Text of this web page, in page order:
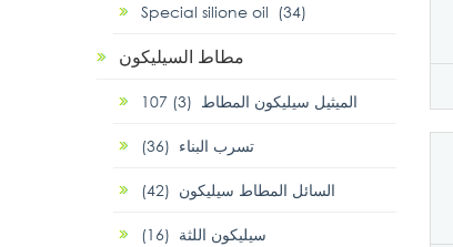
Special silione oil (34)
مطاط السيليكون
107 الميثيل سيليكون المطاط (3)
تسرب البناء (36)
السائل المطاط سيليكون (42)
سيليكون اللثة (16)